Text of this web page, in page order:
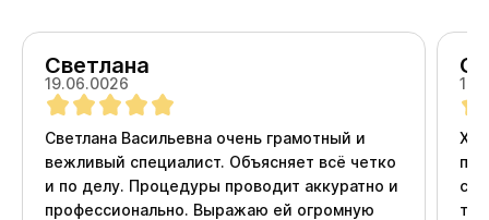
Светлана
19.06.0026
Светлана Васильевна очень грамотный и
вежливый специалист. Объясняет всё четко
и по делу. Процедуры проводит аккуратно и
профессионально. Выражаю ей огромную